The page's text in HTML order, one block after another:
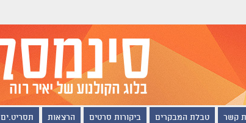
קשר טבלת המבקרים ביקורות סרטים הרצאות תסריט.ים